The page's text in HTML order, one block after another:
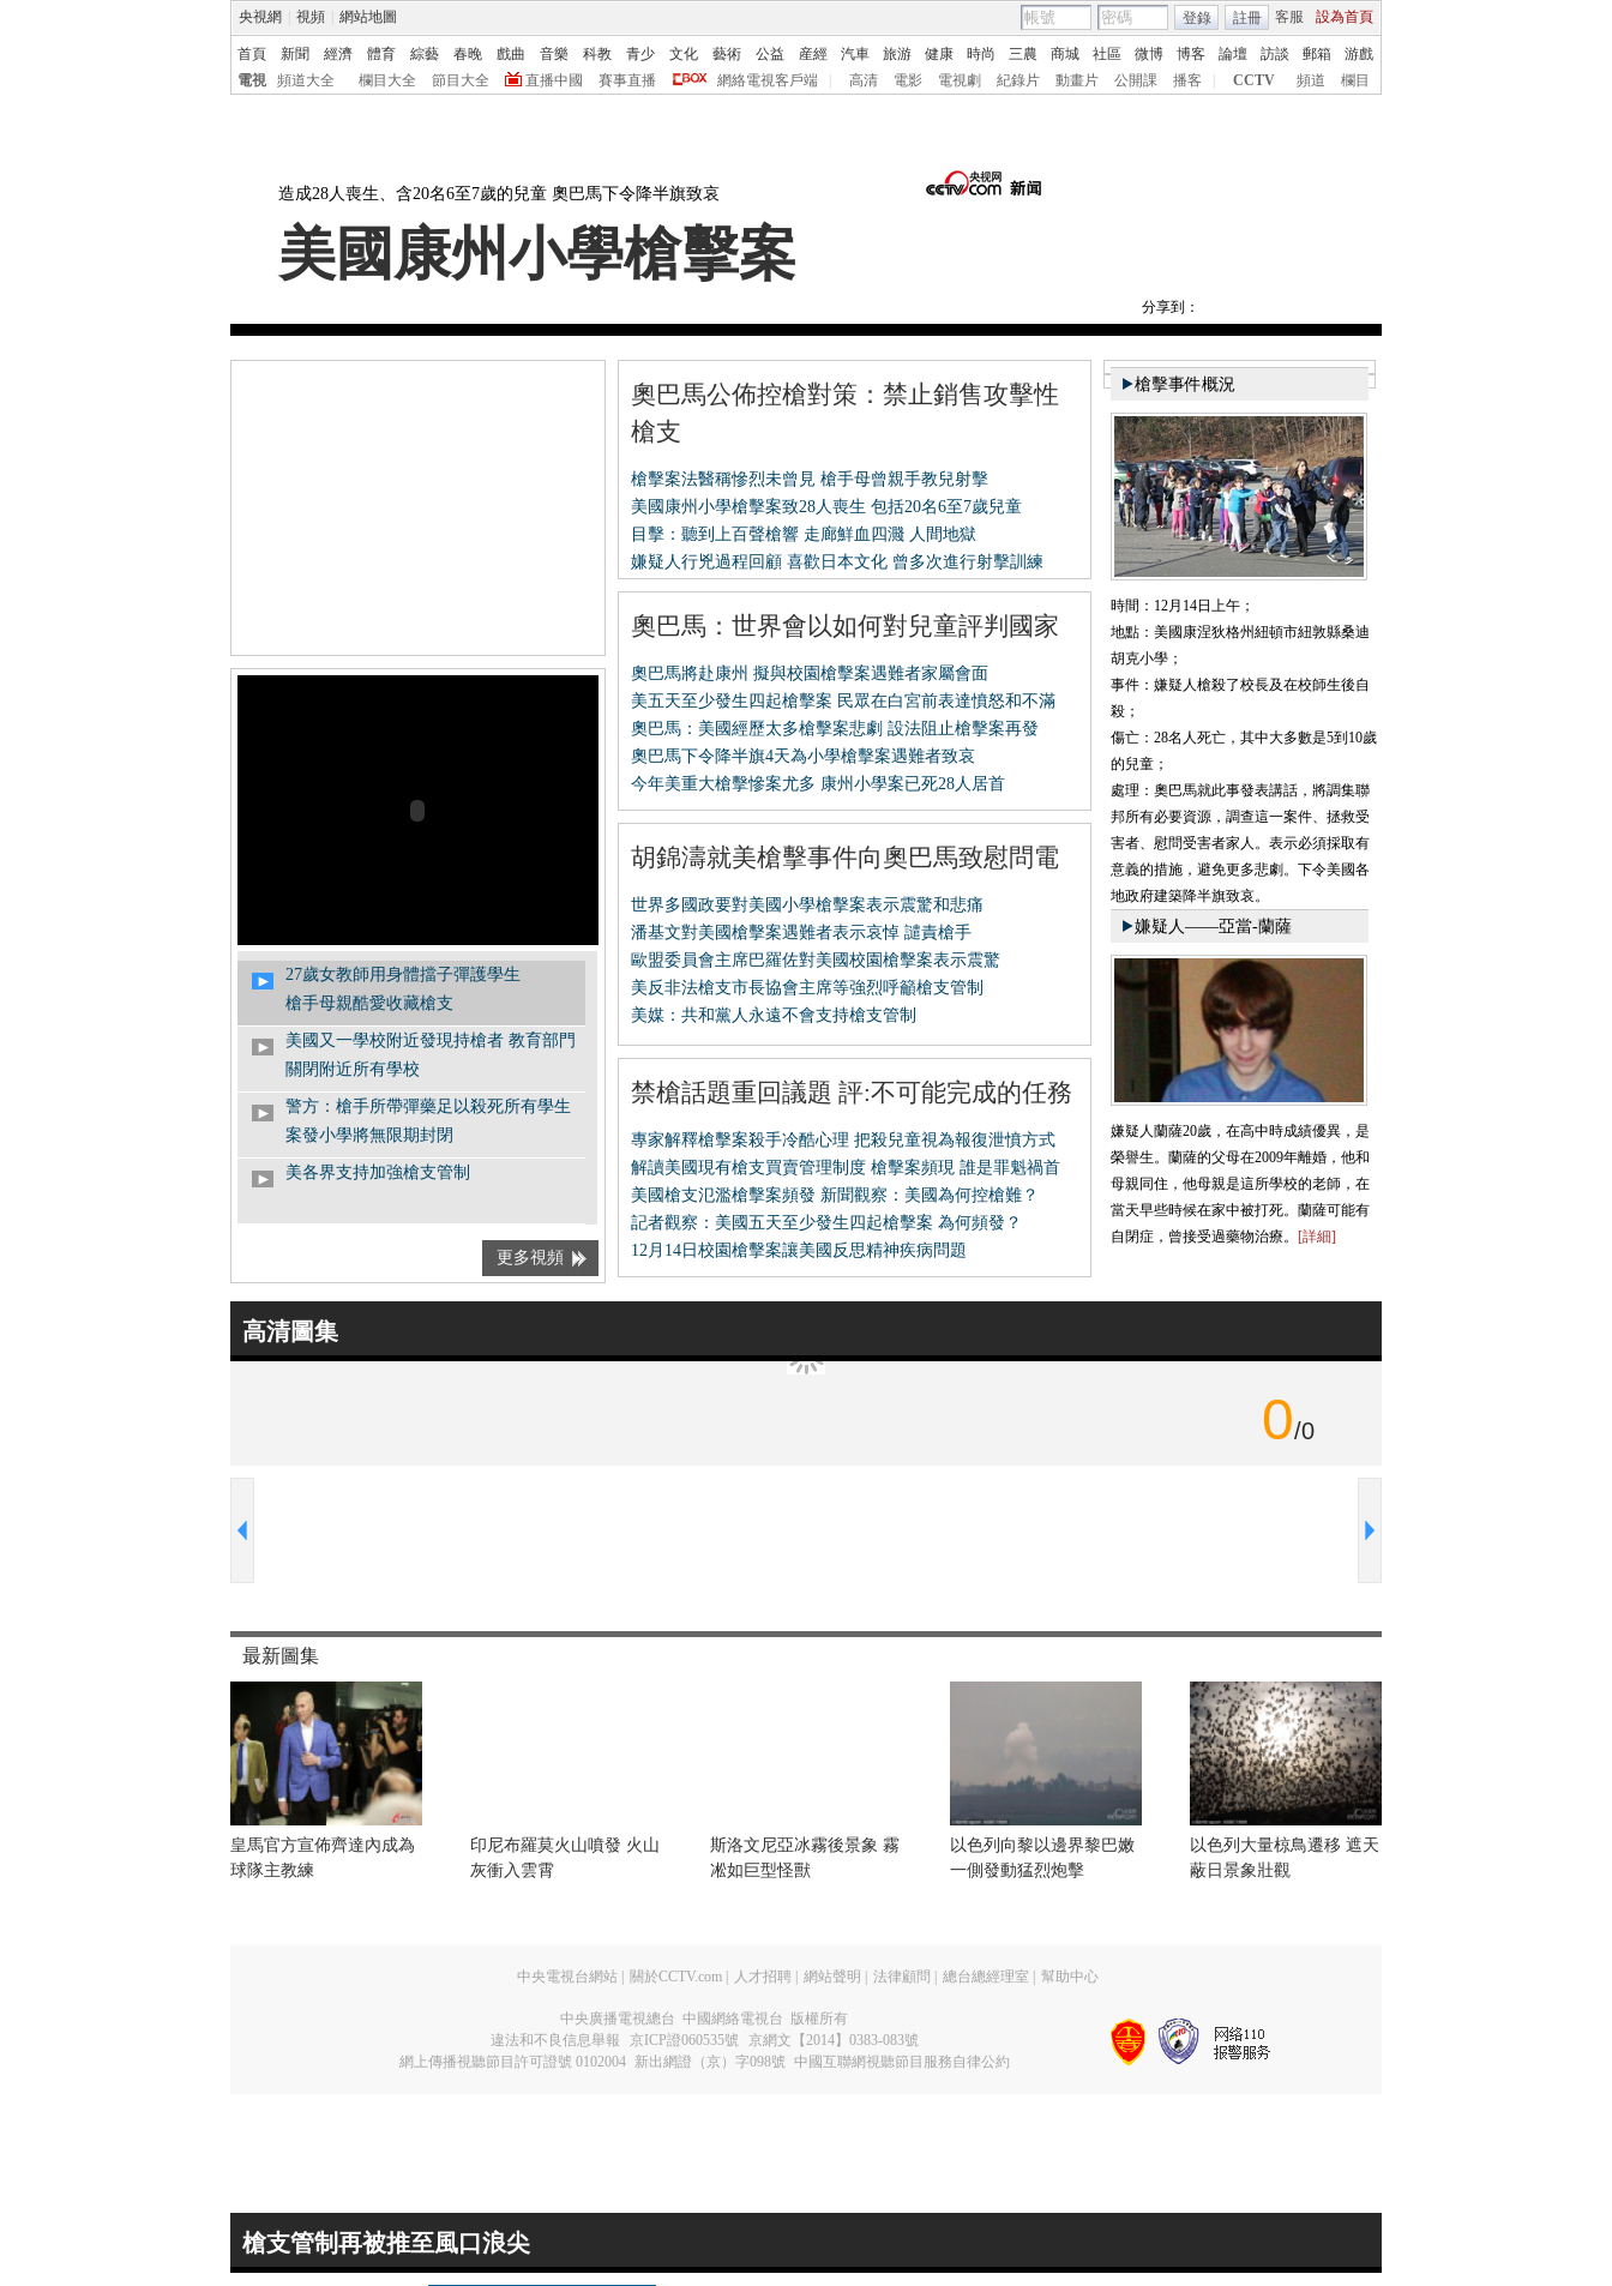
央視網 視頻 網站地圖 客服 設為首頁
登錄 註冊
首頁 新聞 經濟 體育 綜藝 春晚 戲曲 音樂 科教 青少 文化 藝術 公益 産經 汽車 旅游 健康 時尚 三農 商城 社區 微博 博客 論壇 訪談 郵箱
游戲
電視
頻道大全 欄目大全 節目大全 直播中國 賽事直播 網絡電視客戶端 高清 電影 電視劇 紀錄片 動畫片 公開課 播客 CCTV 頻道 欄目
造成28人喪生、含20名6至7歲的兒童 奧巴馬下令降半旗致哀
美國康州小學槍擊案
分享到：
27歲女教師用身體擋子彈護學生
槍手母親酷愛收藏槍支
美國又一學校附近發現持槍者 教育部門
關閉附近所有學校
警方：槍手所帶彈藥足以殺死所有學生
案發小學將無限期封閉
美各界支持加強槍支管制
案發地傳死亡威脅 教堂悼念活動取消
奧巴馬承諾阻止惡性槍擊事件發生
學生死裏逃生 講述可怕經歷
CNN：桑迪�胡克小學的“黑暗十分鐘”
奧巴馬下令降半旗4天為小學槍擊案遇難
者致哀
美國康涅狄格州一小學發生槍擊案 已造
成至少28人死亡 多為兒童
更多視頻
奧巴馬公佈控槍對策：禁止銷售攻擊性
槍支
槍擊案法醫稱慘烈未曾見 槍手母曾親手教兒射擊
美國康州小學槍擊案致28人喪生 包括20名6至7歲兒童
目擊：聽到上百聲槍響 走廊鮮血四濺 人間地獄
嫌疑人行兇過程回顧 喜歡日本文化 曾多次進行射擊訓練
奧巴馬：世界會以如何對兒童評判國家
奧巴馬將赴康州 擬與校園槍擊案遇難者家屬會面
美五天至少發生四起槍擊案 民眾在白宮前表達憤怒和不滿
奧巴馬：美國經歷太多槍擊案悲劇 設法阻止槍擊案再發
奧巴馬下令降半旗4天為小學槍擊案遇難者致哀
今年美重大槍擊慘案尤多 康州小學案已死28人居首
胡錦濤就美槍擊事件向奧巴馬致慰問電
世界多國政要對美國小學槍擊案表示震驚和悲痛
潘基文對美國槍擊案遇難者表示哀悼 譴責槍手
歐盟委員會主席巴羅佐對美國校園槍擊案表示震驚
美反非法槍支市長協會主席等強烈呼籲槍支管制
美媒：共和黨人永遠不會支持槍支管制
禁槍話題重回議題 評:不可能完成的任務
專家解釋槍擊案殺手冷酷心理 把殺兒童視為報復泄憤方式
解讀美國現有槍支買賣管理制度 槍擊案頻現 誰是罪魁禍首
美國槍支氾濫槍擊案頻發 新聞觀察：美國為何控槍難？
記者觀察：美國五天至少發生四起槍擊案 為何頻發？
12月14日校園槍擊案讓美國反思精神疾病問題
槍擊事件概況
時間： 12月14日上午；
地點： 美國康涅狄格州紐頓市紐敦縣桑迪
胡克小學；
事件： 嫌疑人槍殺了校長及在校師生後自
殺；
傷亡： 28名人死亡，其中大多數是5到10歲
的兒童；
處理： 奧巴馬就此事發表講話，將調集聯
邦所有必要資源，調查這一案件、拯救受
害者、慰問受害者家人。表示必須採取有
意義的措施，避免更多悲劇。下令美國各
地政府建築降半旗致哀。
嫌疑人——亞當-蘭薩
嫌疑人蘭薩20歲，在高中時成績優異，是
榮譽生。蘭薩的父母在2009年離婚，他和
母親同住，他母親是這所學校的老師，在
當天早些時候在家中被打死。蘭薩可能有
自閉症，曾接受過藥物治療。 [詳細]
高清圖集
槍支管制再被推至風口浪尖